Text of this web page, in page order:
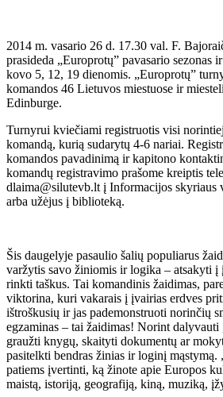
2014 m. vasario 26 d. 17.30 val. F.
prasideda „Europrotų” pavasario sezonas
kovo 5, 12, 19 dienomis. „Europrotų”
komandos 46 Lietuvos miestuose ir
Edinburge.
Turnyrui kviečiami registruotis visi
komandą, kurią sudarytų 4-6 nariai.
komandos pavadinimą ir kapitono
komandų registravimo prašome kreiptis
dlaima@silutevb.lt į Informacijos skyriaus
arba užėjus į biblioteką.
Šis daugelyje pasaulio šalių populiarus
varžytis savo žiniomis ir logika – atsakyti
rinkti taškus. Tai komandinis žaidimas,
viktorina, kuri vakarais į įvairias erdves
ištroškusių ir jas pademonstruoti norinčių
egzaminas – tai žaidimas! Norint dalyvauti
graužti knygų, skaityti dokumentų ar
pasitelkti bendras žinias ir loginį mąstymą.
patiems įvertinti, ką žinote apie Europos
maistą, istoriją, geografiją, kiną, muziką,